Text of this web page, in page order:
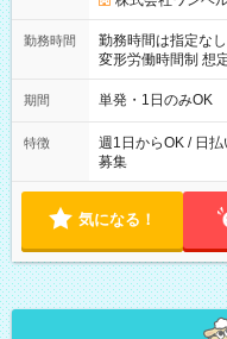
勤務時間
勤務時間は指定なし
変形労働時間制 想定労働時間
～21：00
期間 単発・1日のみOK
特徴
週1日からOK / 日
募集
気になる！